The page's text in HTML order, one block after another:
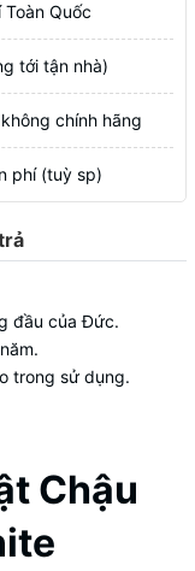
Quốc
tới tận nhà)
chính hãng
phí (tuỳ sp)
đầu của Đức.
trong sử dụng.
Chậu